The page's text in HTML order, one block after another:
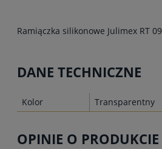
Ramiączka silikonowe Julimex RT
DANE TECHNICZNE
Kolor Transparentny
OPINIE O